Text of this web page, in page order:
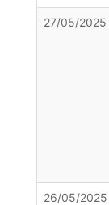
27/05/2025
26/05/2025